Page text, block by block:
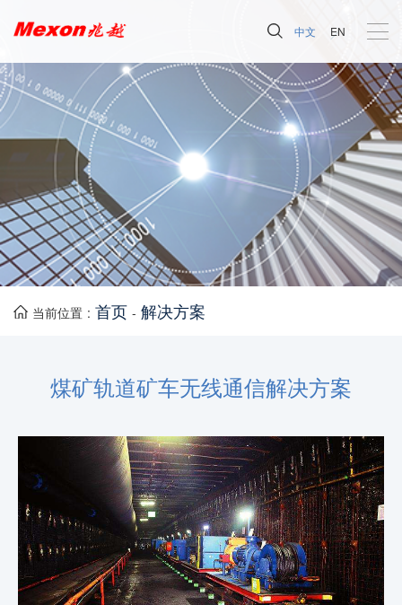
中文 EN
当前位置 : 首页 - 解决方案
煤矿轨道矿车无线通信解决方案